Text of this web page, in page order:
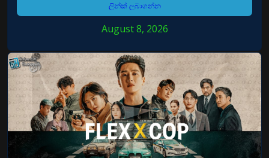
ලින්ක් ලබාගන්න
August 8, 2026